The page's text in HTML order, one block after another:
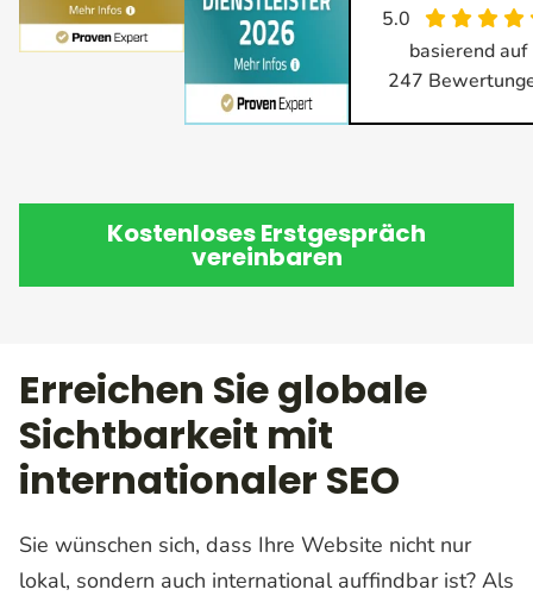
5.0
basierend auf
247
Kostenloses Erstgespräch
vereinbaren
Erreichen Sie globale
Sichtbarkeit mit
internationaler SEO
Sie wünschen sich, dass Ihre Website nicht nur
lokal, sondern auch international auffindbar ist? Als